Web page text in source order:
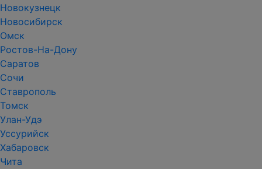
Новокузнецк
Новосибирск
Омск
Ростов-На-Дону
Саратов
Сочи
Ставрополь
Томск
Улан-Удэ
Уссурийск
Хабаровск
Чита